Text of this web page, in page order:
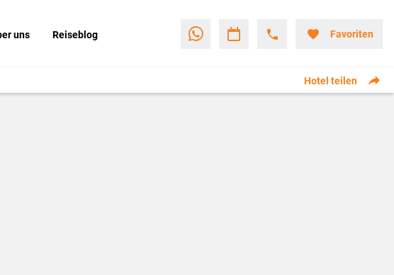
uns Reiseblog Favoriten
Hotel teilen